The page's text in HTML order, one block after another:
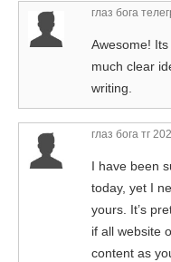
глаз бога
Awesome!
much clear
writing.
глаз бога тг
I have been
today, yet I
yours. It’s
if all website
content as